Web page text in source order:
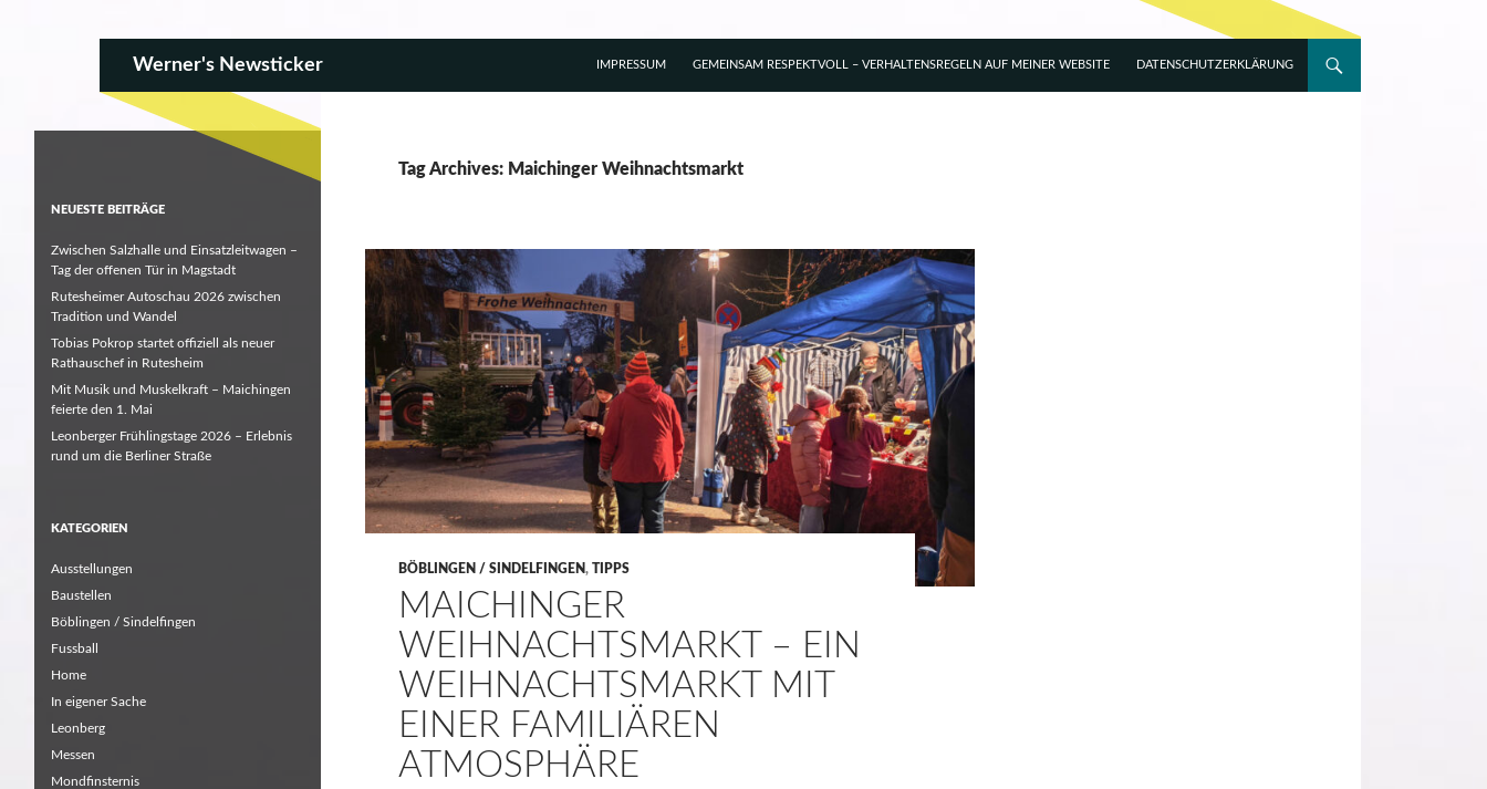
Werner's Newsticker
DATENSCHUTZERKLÄRUNG
GEMEINSAM RESPEKTVOLL – VERHALTENSREGELN AUF MEINER WEBSITE
IMPRESSUM
Tag Archives: Maichinger Weihnachtsmarkt
BÖBLINGEN / SINDELFINGEN, TIPPS
MAICHINGER
WEIHNACHTSMARKT – EIN
WEIHNACHTSMARKT MIT
EINER FAMILIÄREN
ATMOSPHÄRE
NEUESTE BEITRÄGE
Zwischen Salzhalle und Einsatzleitwagen –
Tag der offenen Tür in Magstadt
Rutesheimer Autoschau 2026 zwischen
Tradition und Wandel
Tobias Pokrop startet offiziell als neuer
Rathauschef in Rutesheim
Mit Musik und Muskelkraft – Maichingen
feierte den 1. Mai
Leonberger Frühlingstage 2026 – Erlebnis
rund um die Berliner Straße
KATEGORIEN
Ausstellungen
Baustellen
Böblingen / Sindelfingen
Fussball
Home
In eigener Sache
Leonberg
Messen
Mondfinsternis